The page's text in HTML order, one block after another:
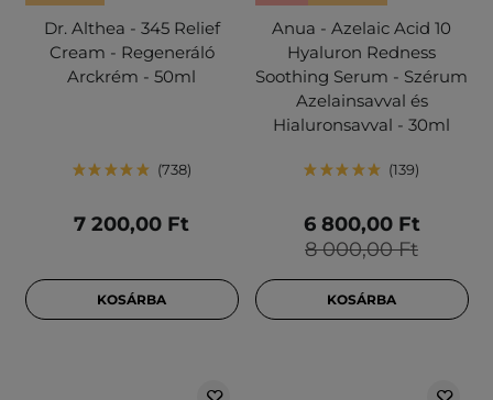
Dr. Althea - 345 Relief
Cream - Regeneráló
Arckrém - 50ml
738
7 200,00 Ft
KOSÁRBA
Anua - Azelaic Acid 10
Hyaluron Redness
Soothing Serum - Szérum
Azelainsavval és
Hialuronsavval - 30ml
139
8 000,00 Ft
6 800,00 Ft
KOSÁRBA